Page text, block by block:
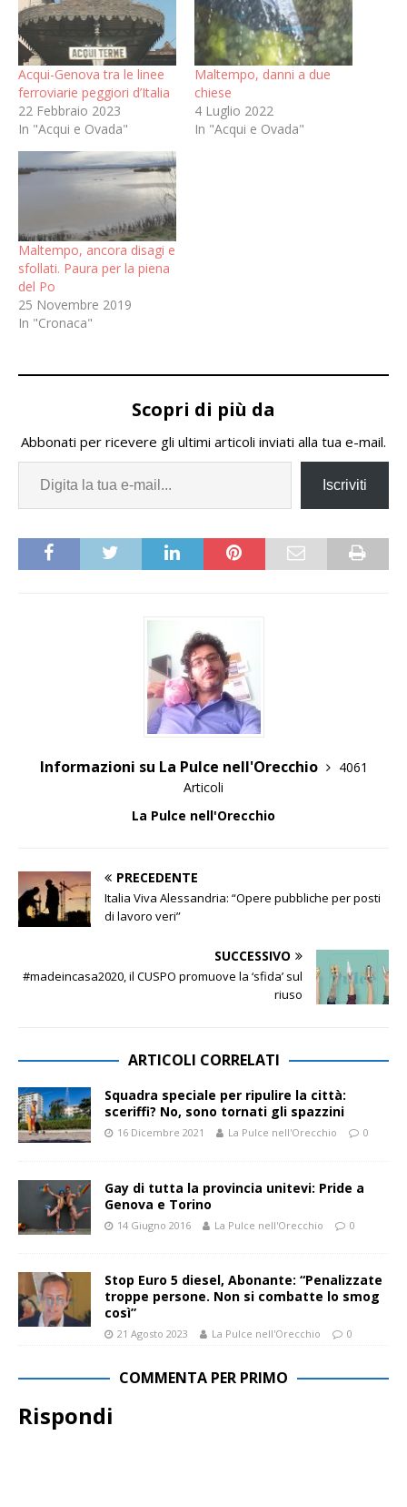
Acqui-Genova tra le linee
ferroviarie peggiori d’Italia
22 Febbraio 2023
In "Acqui e Ovada"
Maltempo, danni a due
chiese
4 Luglio 2022
In "Acqui e Ovada"
Maltempo, ancora disagi e
sfollati. Paura per la piena
del Po
25 Novembre 2019
In "Cronaca"
Scopri di più da
Abbonati per ricevere gli ultimi articoli inviati alla tua e-mail.
Iscriviti
Informazioni su La Pulce nell'Orecchio
4061
Articoli
La Pulce nell'Orecchio
PRECEDENTE
Italia Viva Alessandria: “Opere pubbliche per posti
di lavoro veri”
SUCCESSIVO
#madeincasa2020, il CUSPO promuove la ‘sfida’ sul
riuso
ARTICOLI CORRELATI
Squadra speciale per ripulire la città:
sceriffi? No, sono tornati gli spazzini
16 Dicembre 2021 La Pulce nell'Orecchio 0
Gay di tutta la provincia unitevi: Pride a
Genova e Torino
14 Giugno 2016 La Pulce nell'Orecchio 0
Stop Euro 5 diesel, Abonante: “Penalizzate
troppe persone. Non si combatte lo smog
così”
21 Agosto 2023 La Pulce nell'Orecchio 0
COMMENTA PER PRIMO
Rispondi